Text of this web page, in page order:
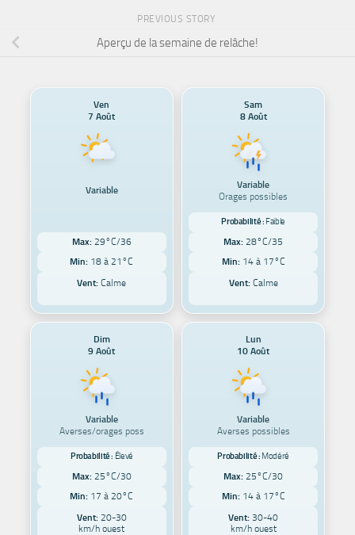
PREVIOUS STORY
Aperçu de la semaine de relâche!
Ven
7 Août
Variable
Max: 29°C/36
Min: 18 à 21°C
Vent: Calme
Sam
8 Août
Variable
Orages possibles
Probabilité : Faible
Max: 28°C/35
Min: 14 à 17°C
Vent:Calme
Dim
9 Août
Variable
Averses/orages poss
Probabilité : Élevé
Max: 25°C/30
Min: 17 à 20°C
Vent:20-30
km/h ouest
Lun
10 Août
Variable
Averses possibles
Probabilité : Modéré
Max: 25°C/30
Min: 14 à 17°C
Vent: 30-40
km/h ouest